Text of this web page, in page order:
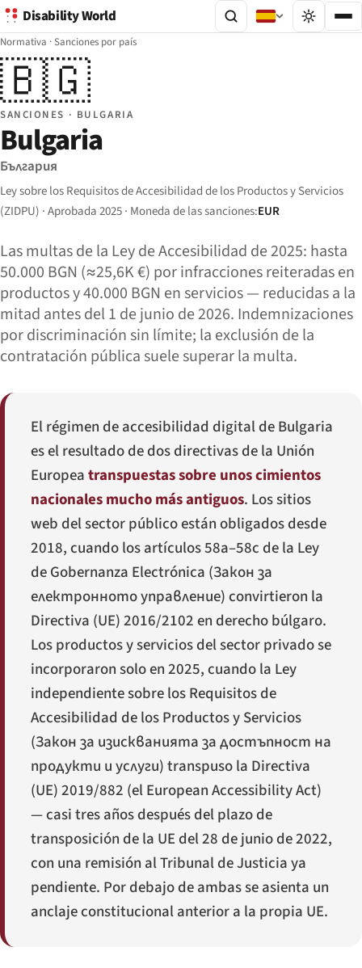
Disability World
Normativa ·Sanciones por país
🇧🇬
SANCIONES · BULGARIA
Bulgaria
България
Ley sobre los Requisitos de Accesibilidad de los Productos y Servicios
(ZIDPU) · Aprobada 2025 · Moneda de las sanciones:EUR
Las multas de la Ley de Accesibilidad de 2025: hasta
50.000 BGN (≈25,6K €) por infracciones reiteradas en
productos y 40.000 BGN en servicios — reducidas a la
mitad antes del 1 de junio de 2026. Indemnizaciones
por discriminación sin límite; la exclusión de la
contratación pública suele superar la multa.
El régimen de accesibilidad digital de Bulgaria
es el resultado de dos directivas de la Unión
Europeatranspuestas sobre unos cimientos
nacionales mucho más antiguos. Los sitios
web del sector público están obligados desde
2018, cuando los artículos 58a–58c de la Ley
de Gobernanza Electrónica (Закон за
електронното управление) convirtieron la
Directiva (UE) 2016/2102 en derecho búlgaro.
Los productos y servicios del sector privado se
incorporaron solo en 2025, cuando la Ley
independiente sobre los Requisitos de
Accesibilidad de los Productos y Servicios
(Закон за изискванията за достъпност на
продукти и услуги) transpuso la Directiva
(UE) 2019/882 (el European Accessibility Act)
— casi tres años después del plazo de
transposición de la UE del 28 de junio de 2022,
con una remisión al Tribunal de Justicia ya
pendiente. Por debajo de ambas se asienta un
anclaje constitucional anterior a la propia UE.